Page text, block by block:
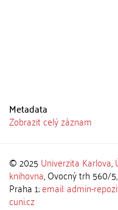
Metadata
Zobrazit celý záznam
© 2025 Univerzita Karlova,
knihovna, Ovocný trh 560/
Praha 1;email: admin-
cuni.cz